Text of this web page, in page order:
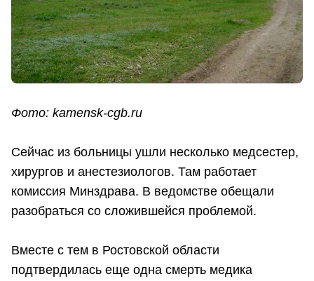
Фото: kamensk-cgb.ru
Сейчас из больницы ушли несколько медсестер,
хирургов и анестезиологов. Там работает
комиссия Минздрава. В ведомстве обещали
разобраться со сложившейся проблемой.
Вместе с тем в Ростовской области
подтвердилась еще одна смерть медика